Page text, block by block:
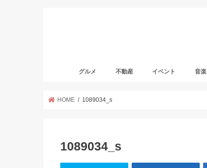
グルメ 不動産 イベント 音楽
HOME 1089034_s
1089034_s